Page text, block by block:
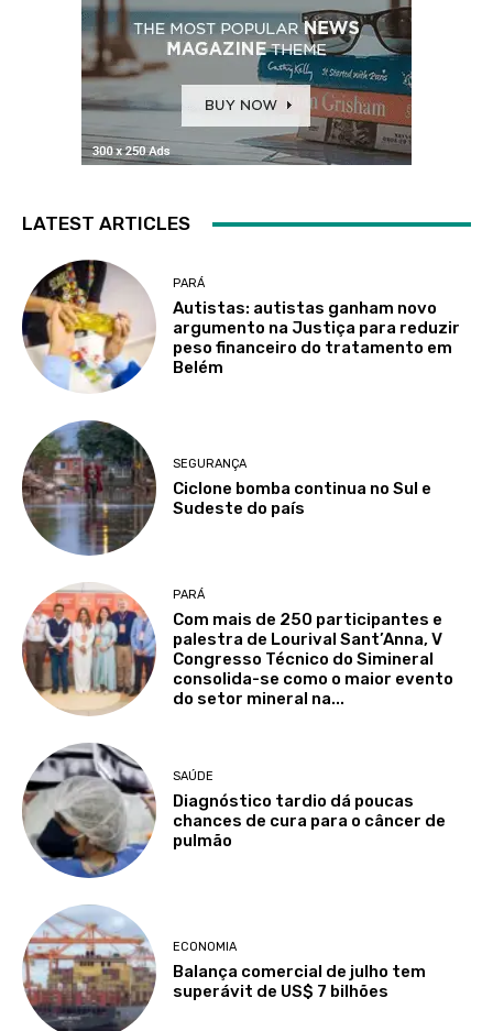
LATEST ARTICLES
PARÁ
Autistas: autistas ganham novo
argumento na Justiça para reduzir
peso financeiro do tratamento em
Belém
SEGURANÇA
Ciclone bomba continua no Sul e
Sudeste do país
PARÁ
Com mais de 250 participantes e
palestra de Lourival Sant’Anna, V
Congresso Técnico do Simineral
consolida-se como o maior evento
do setor mineral na...
SAÚDE
Diagnóstico tardio dá poucas
chances de cura para o câncer de
pulmão
ECONOMIA
Balança comercial de julho tem
superávit de US$ 7 bilhões